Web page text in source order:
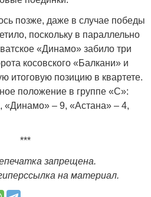
позже, даже в случае победы
поскольку в параллельно
«Динамо» забило три
косовского «Балкани» и
итоговую позицию в квартете.
положение в группе «С»:
«Динамо» – 9, «Астана» – 4,
***
запрещена.
на материал.